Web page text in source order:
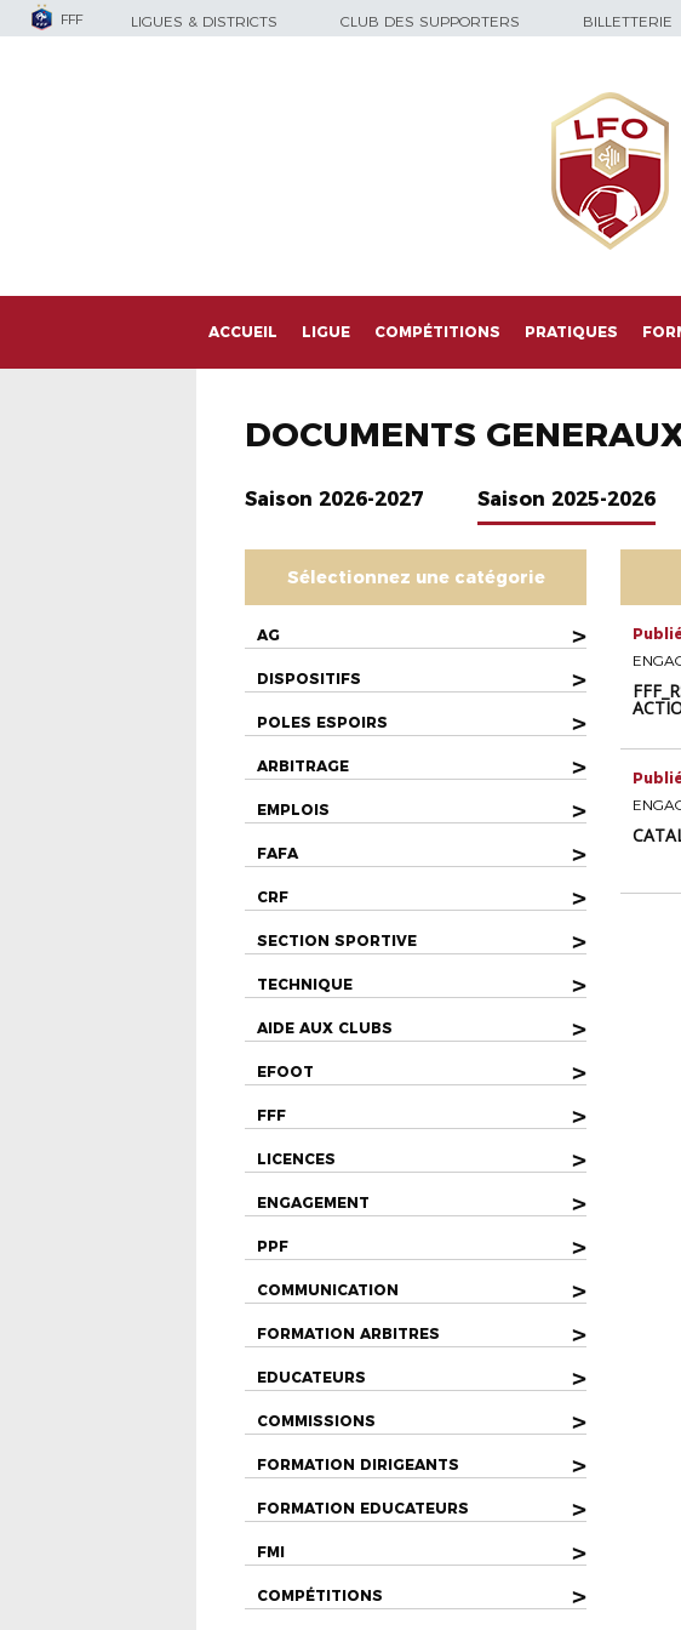
FFF LIGUES & DISTRICTS CLUB DES SUPPORTERS BILLETTERIE
ACCUEIL LIGUE COMPÉTITIONS PRATIQUES
DOCUMENTS
Saison 2026-2027 Saison 2025-2026
Sélectionnez une catégorie
AG >
DISPOSITIFS >
POLES ESPOIRS >
ARBITRAGE >
EMPLOIS >
FAFA >
CRF >
SECTION SPORTIVE >
TECHNIQUE >
AIDE AUX CLUBS >
EFOOT >
FFF >
LICENCES >
ENGAGEMENT >
PPF >
COMMUNICATION >
FORMATION ARBITRES >
EDUCATEURS >
COMMISSIONS >
FORMATION DIRIGEANTS >
FORMATION EDUCATEURS >
FMI >
COMPÉTITIONS
>